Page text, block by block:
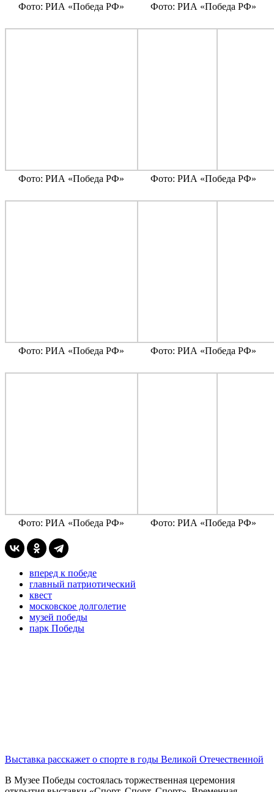
Фото: РИА «Победа РФ» Фото: РИА «Победа РФ»
Фото: РИА «Победа РФ» Фото: РИА «Победа РФ»
Фото: РИА «Победа РФ» Фото: РИА «Победа РФ»
Фото: РИА «Победа РФ» Фото: РИА «Победа РФ»
вперед к победе
главный патриотический
квест
московское долголетие
музей победы
парк Победы
Выставка расскажет о спорте в годы Великой Отечественной
В Музее Победы состоялась торжественная церемония